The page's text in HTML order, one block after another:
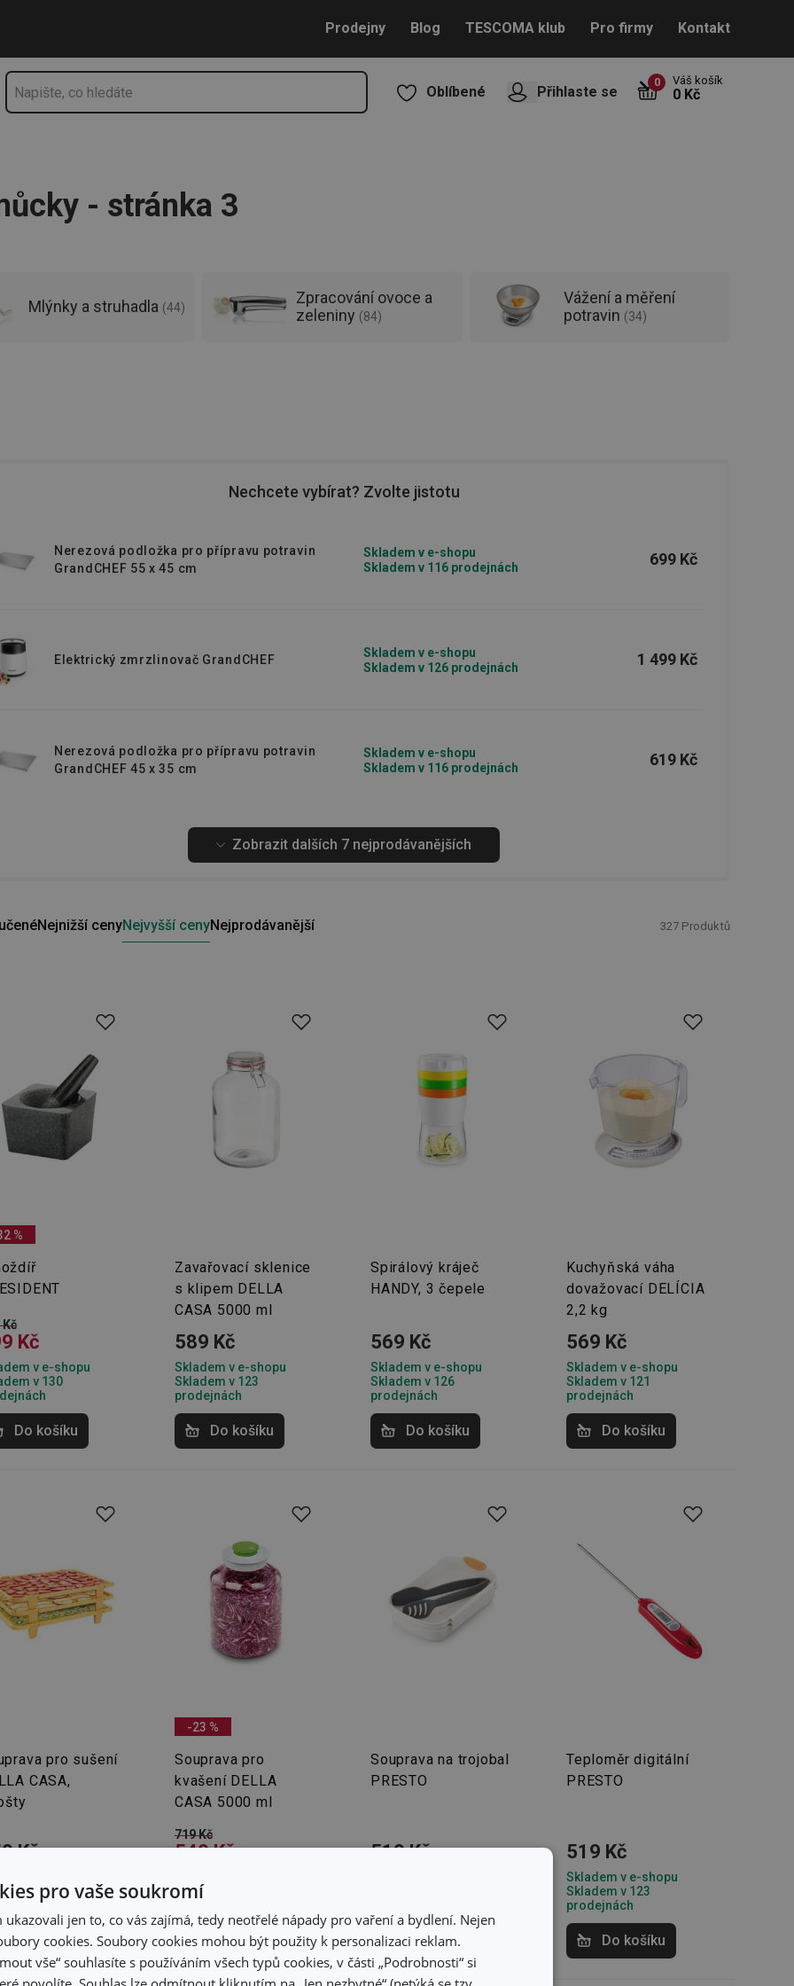
Prodejny Blog TESCOMA klub Pro firmy Kontakt
Oblíbené Přihlaste se
0 Váš košík
0 Kč
- stránka 3
Mlýnky a struhadla (44)
Zpracování ovoce a
zeleniny (84)
Vážení a měření
potravin (34)
Nechcete vybírat? Zvolte jistotu
Nerezová podložka pro přípravu potravin
GrandCHEF 55 x 45 cm
Skladem v e-shopu
Skladem v 116 prodejnách
699 Kč
Elektrický zmrzlinovač GrandCHEF
Skladem v e-shopu
Skladem v 126 prodejnách
1 499 Kč
Nerezová podložka pro přípravu potravin
GrandCHEF 45 x 35 cm
Skladem v e-shopu
Skladem v 116 prodejnách
619 Kč
Zobrazit dalších 7 nejprodávanějších
Nejnižší cenyNejvyšší cenyNejprodávanější 327 Produktů
%
Kč
Kč
v e-shopu
v 130
Do košíku
Zavařovací sklenice
s klipem DELLA
CASA 5000 ml
589 Kč
Skladem v e-shopu
Skladem v 123
prodejnách
Do košíku
Spirálový kráječ
HANDY, 3 čepele
569 Kč
Skladem v e-shopu
Skladem v 126
prodejnách
Do košíku
Kuchyňská váha
dovažovací DELÍCIA
2,2 kg
569 Kč
Skladem v e-shopu
Skladem v 121
prodejnách
Do košíku
pro sušení
CASA,
Kč
v 128
Do košíku
-23 %
Souprava pro
kvašení DELLA
CASA 5000 ml
719 Kč
549 Kč
Skladem v 130
Do košíku
Souprava na trojobal
PRESTO
519 Kč
Do košíku
Teploměr digitální
PRESTO
519 Kč
Skladem v e-shopu
Skladem v 123
prodejnách
Do košíku
pro vaše soukromí
ukazovali jen to, co vás zajímá, tedy neotřelé nápady pro vaření a bydlení. Nejen
cookies. Soubory cookies mohou být použity k personalizaci reklam.
vše“ souhlasíte s používáním všech typů cookies, v části „Podrobnosti“ si